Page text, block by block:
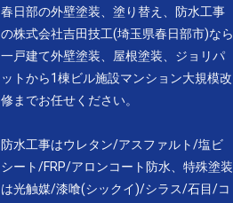
春日部の外壁塗装、塗り替え、防水工事
の株式会社吉田技工(埼玉県春日部市)なら
一戸建て外壁塗装、屋根塗装、ジョリパ
ットから1棟ビル施設マンション大規模改
修までお任せください。
防水工事はウレタン/アスファルト/塩ビ
シート/FRP/アロンコート防水、特殊塗装
は光触媒/漆喰(シックイ)/シラス/石目/コ